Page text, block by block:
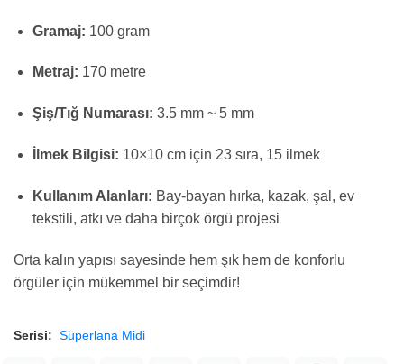
Gramaj: 100 gram
Metraj: 170 metre
Şiş/Tığ Numarası: 3.5 mm ~ 5 mm
İlmek Bilgisi: 10×10 cm için 23 sıra, 15 ilmek
Kullanım Alanları: Bay-bayan hırka, kazak, şal, ev
tekstili, atkı ve daha birçok örgü projesi
Orta kalın yapısı sayesinde hem şık hem de konforlu
örgüler için mükemmel bir seçimdir!
Serisi: Süperlana Midi